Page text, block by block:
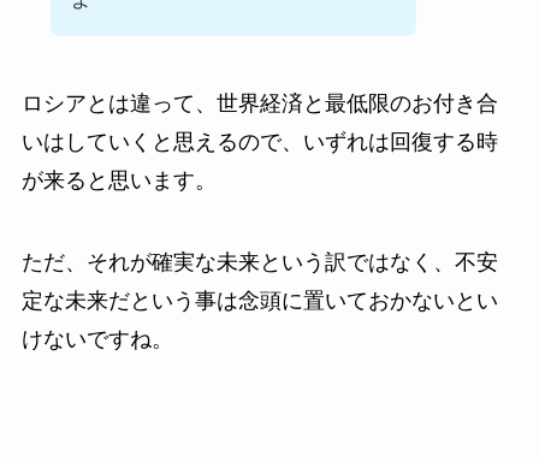
ロシアとは違って、世界経済と最低限のお付き合
いはしていくと思えるので、いずれは回復する時
が来ると思います。
ただ、それが確実な未来という訳ではなく、不安
定な未来だという事は念頭に置いておかないとい
けないですね。